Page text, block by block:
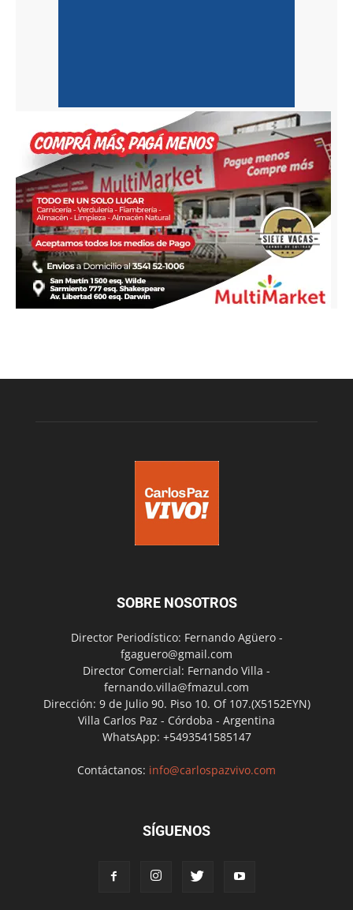
SOBRE NOSOTROS
Director Periodístico: Fernando Agüero -
fgaguero@gmail.com
Director Comercial: Fernando Villa -
fernando.villa@fmazul.com
Dirección: 9 de Julio 90. Piso 10. Of 107.(X5152EYN)
Villa Carlos Paz - Córdoba - Argentina
WhatsApp: +5493541585147
Contáctanos: info@carlospazvivo.com
SÍGUENOS